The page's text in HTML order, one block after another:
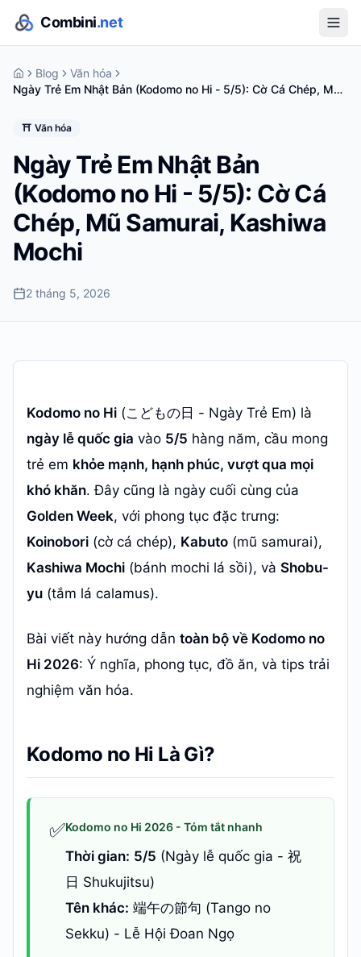
Combini.net
Blog
Văn hóa
Ngày Trẻ Em Nhật Bản (Kodomo no Hi - 5/5): Cờ Cá Chép, Mũ
⛩️ Văn hóa
Ngày Trẻ Em Nhật Bản
(Kodomo no Hi - 5/5): Cờ Cá
Chép, Mũ Samurai, Kashiwa
Mochi
2 tháng 5, 2026
Kodomo no Hi (こどもの日 - Ngày Trẻ Em) là
ngày lễ quốc gia vào 5/5 hàng năm, cầu mong
trẻ em khỏe mạnh, hạnh phúc, vượt qua mọi
khó khăn. Đây cũng là ngày cuối cùng của
Golden Week, với phong tục đặc trưng:
Koinobori (cờ cá chép), Kabuto (mũ samurai),
Kashiwa Mochi (bánh mochi lá sồi), và Shobu-
yu (tắm lá calamus).
Bài viết này hướng dẫn toàn bộ về Kodomo no
Hi 2026: Ý nghĩa, phong tục, đồ ăn, và tips trải
nghiệm văn hóa.
Kodomo no Hi Là Gì?
✅Kodomo no Hi 2026 - Tóm tắt nhanh
Thời gian: 5/5 (Ngày lễ quốc gia - 祝
日 Shukujitsu)
Tên khác: 端午の節句 (Tango no
Sekku) - Lễ Hội Đoan Ngọ